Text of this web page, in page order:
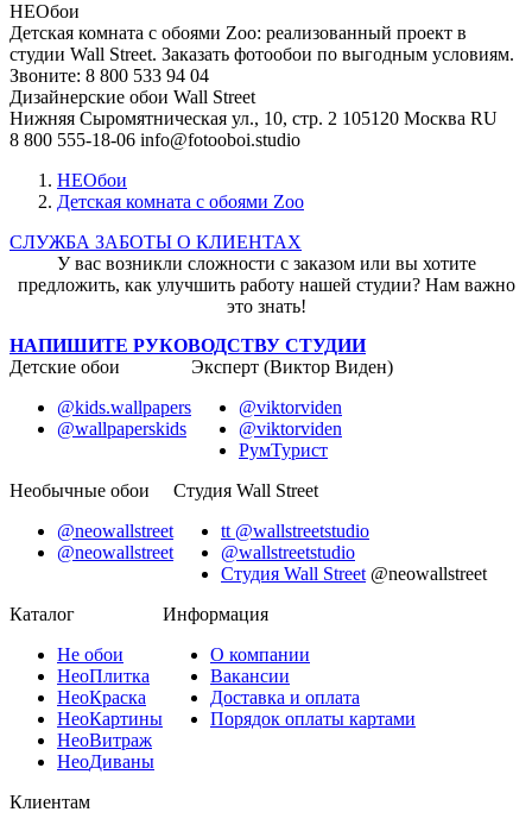
НЕОбои
Детская комната с обоями Zoo: реализованный проект в
студии Wall Street. Заказать фотообои по выгодным условиям.
Звоните: 8 800 533 94 04
Дизайнерские обои Wall Street
Нижняя Сыромятническая ул., 10, стр. 2 105120 Москва RU
8 800 555-18-06 info@fotooboi.studio
НЕОбои
Детская комната с обоями Zoo
СЛУЖБА ЗАБОТЫ О КЛИЕНТАХ
У вас возникли сложности с заказом или вы хотите
предложить, как улучшить работу нашей студии? Нам важно
это знать!
НАПИШИТЕ РУКОВОДСТВУ СТУДИИ
Детские обои
@kids.wallpapers
@wallpaperskids
Эксперт (Виктор Виден)
@viktorviden
@viktorviden
РумТурист
Необычные обои
@neowallstreet
@neowallstreet
Студия Wall Street
tt @wallstreetstudio
@wallstreetstudio
Студия Wall Street @neowallstreet
Каталог
Не обои
НеоПлитка
НеоКраска
НеоКартины
НеоВитраж
НеоДиваны
Информация
О компании
Вакансии
Доставка и оплата
Порядок оплаты картами
Клиентам